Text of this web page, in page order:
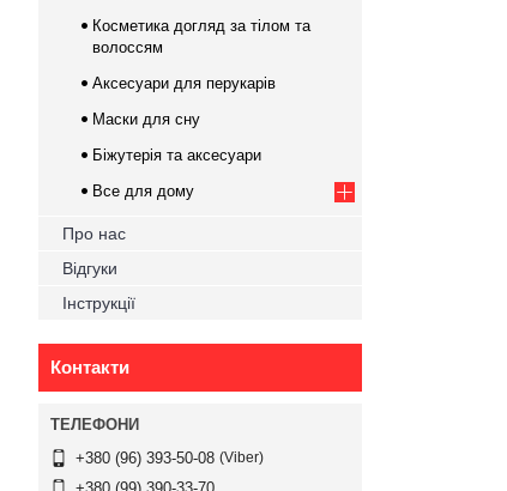
Косметика догляд за тілом та
волоссям
Аксесуари для перукарів
Маски для сну
Біжутерія та аксесуари
Все для дому
Про нас
Відгуки
Інструкції
Контакти
+380 (96) 393-50-08 Viber